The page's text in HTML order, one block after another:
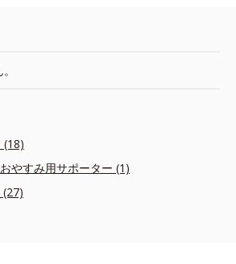
(18)
やすみ用サポーター (1)